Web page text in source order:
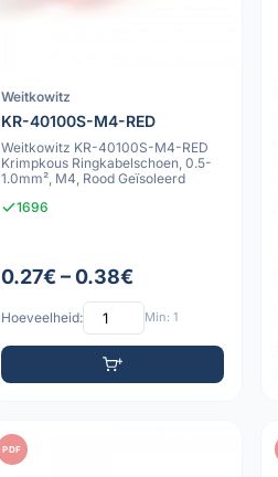
Weitkowitz
KR-40100S-M4-RED
Weitkowitz KR-40100S-M4-RED
Krimpkous Ringkabelschoen, 0.5-
1.0mm², M4, Rood Geïsoleerd
1696
0.27€ – 0.38€
Hoeveelheid: Min: 1
PDF